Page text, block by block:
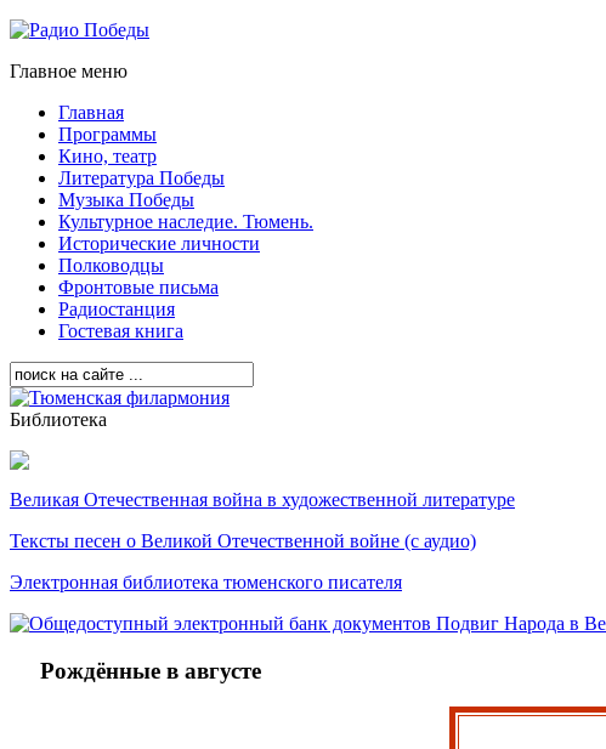
Главное меню
Главная
Программы
Кино, театр
Литература Победы
Музыка Победы
Культурное наследие. Тюмень.
Исторические личности
Полководцы
Фронтовые письма
Радиостанция
Гостевая книга
Библиотека
Великая Отечественная война в художественной литературе
Тексты песен о Великой Отечественной войне (с аудио)
Электронная библиотека тюменского писателя
Рождённые в августе